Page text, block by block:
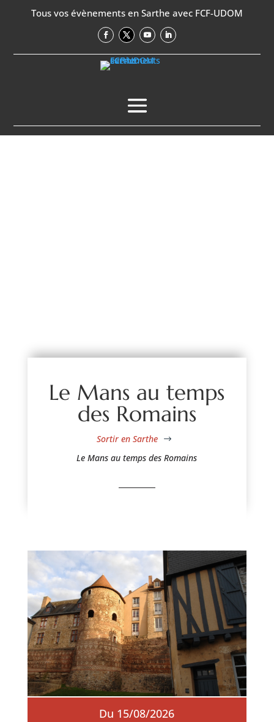
Tous vos évènements en Sarthe avec FCF-UDOM
Le Mans au temps
des Romains
Sortir en Sarthe $
Le Mans au temps des Romains
Du 15/08/2026